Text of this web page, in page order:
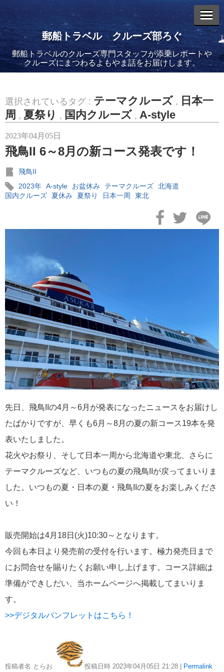
郵船トラベル クルーズ部ろぐ
郵船トラベルのクルーズ専門スタッフが添乗レポートや
クルーズにまつわるよもやま話をお届けします。
選択されているタグ : テーマクルーズ , 日本一
周 , 夏祭り , 国内クルーズ , A-style
2023年04月05日
飛鳥II 6～8月の新コース発表です！
飛鳥II
2023年 A-style お盆休み テーマクルーズ 北海道
国内クルーズ
夏休み 夏祭り 日本一周 東北
先日、飛鳥IIの4月～6月が発表になったニュースをお届けし
たばかりですが、早くも6月～8月の夏の新コース19本を発
表いたしました。
花火やお祭り、そして日本一周から北海道や東北、さらに
テーマクルーズなど、いつもの夏の飛鳥IIが戻ってまいりま
した。いつもの夏・日本の夏・飛鳥IIの夏をお楽しみくださ
い！
販売開始は4月18日(火)10:30～となります。
今回も本日より発売前の受付を行います。極力発売日まで
にお問合せを賜りたくお願い申し上げます。コース詳細は
準備ができしだい、当ホームページへ掲載してまいりま
す。
>>デジタルパンフレットはこちら！
投稿者名 とらお 投稿日時 2023年04月05日 21:28 Permalink
エントリーリスト
バイキング・エデンに乗船してきました！(2)
バイキング・エデンに乗船してきました！(1)
2026年02月19日
飛鳥II アジアグランドクルーズおかえりなさい！
2026年02月16日
飛鳥II 2027年オセアニアグランドクルーズ発表！
飛鳥II 小山薫堂×飛鳥II～洋上の大人の文化祭～本日発売です
飛鳥II シンガポール寄港中です！
カテゴリーリスト
ねずみ君のつぶやき♪
世界一周クルーズ
飛鳥II 2018年世界一周クルーズ